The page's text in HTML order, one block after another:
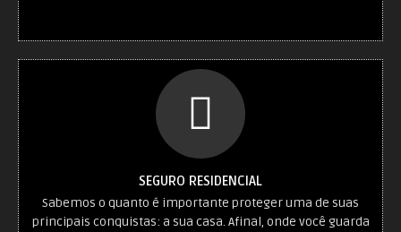
SEGURO RESIDENCIAL
Sabemos o quanto é importante proteger uma de suas
principais conquistas: a sua casa. Afinal, onde você guarda